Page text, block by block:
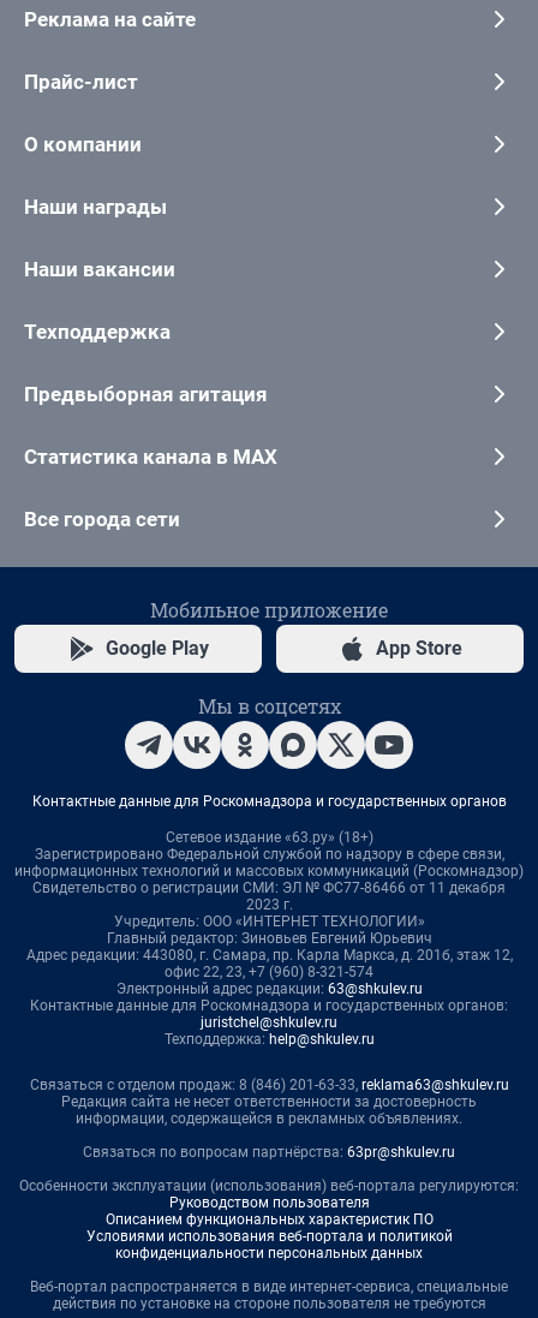
Реклама на сайте
Прайс-лист
О компании
Наши награды
Наши вакансии
Техподдержка
Предвыборная агитация
Статистика канала в MAX
Все города сети
Мобильное приложение
Google Play App Store
Мы в соцсетях
Контактные данные для Роскомнадзора и государственных органов
Сетевое издание «63.ру» (18+)
Зарегистрировано Федеральной службой по надзору в сфере связи,
информационных технологий и массовых коммуникаций (Роскомнадзор)
Свидетельство о регистрации СМИ: ЭЛ № ФС77-86466 от 11 декабря
2023 г.
Учредитель: ООО «ИНТЕРНЕТ ТЕХНОЛОГИИ»
Главный редактор: Зиновьев Евгений Юрьевич
Адрес редакции: 443080, г. Самара, пр. Карла Маркса, д. 201б, этаж 12,
офис 22, 23, +7 (960) 8-321-574
Электронный адрес редакции: 63@shkulev.ru
Контактные данные для Роскомнадзора и государственных органов:
juristchel@shkulev.ru
Техподдержка: help@shkulev.ru
Связаться с отделом продаж: 8 (846) 201-63-33, reklama63@shkulev.ru
Редакция сайта не несет ответственности за достоверность
информации, содержащейся в рекламных объявлениях.
Связаться по вопросам партнёрства: 63pr@shkulev.ru
Особенности эксплуатации (использования) веб-портала регулируются:
Руководством пользователя
Описанием функциональных характеристик ПО
Условиями использования веб-портала и политикой
конфиденциальности персональных данных
Веб-портал распространяется в виде интернет-сервиса, специальные
действия по установке на стороне пользователя не требуются